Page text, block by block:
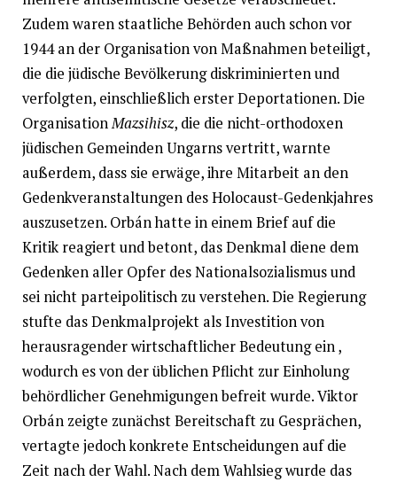
Zudem waren staatliche Behörden auch schon vor
1944 an der Organisation von Maßnahmen beteiligt,
die die jüdische Bevölkerung diskriminierten und
verfolgten, einschließlich erster Deportationen. Die
OrganisationMazsihisz, die die nicht-orthodoxen
jüdischen Gemeinden Ungarns vertritt, warnte
außerdem, dass sie erwäge, ihre Mitarbeit an den
Gedenkveranstaltungen des Holocaust-Gedenkjahres
auszusetzen. Orbán hatte in einem Brief auf die
Kritik reagiert und betont, das Denkmal diene dem
Gedenken aller Opfer des Nationalsozialismus und
sei nicht parteipolitisch zu verstehen. Die Regierung
stufte das Denkmalprojekt als Investition von
herausragender wirtschaftlicher Bedeutung ein ,
wodurch es von der üblichen Pflicht zur Einholung
behördlicher Genehmigungen befreit wurde. Viktor
Orbán zeigte zunächst Bereitschaft zu Gesprächen,
vertagte jedoch konkrete Entscheidungen auf die
Zeit nach der Wahl. Nach dem Wahlsieg wurde das